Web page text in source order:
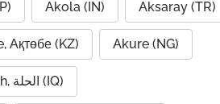
Akola (IN) Aksaray (TR)
Ақтөбе (KZ) Akure (NG)
Al Hillah, الحلة (IQ)